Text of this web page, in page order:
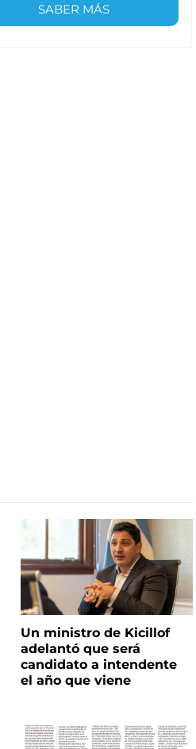
SABER MÁS
Un ministro de Kicillof
adelantó que será
candidato a intendente
el año que viene